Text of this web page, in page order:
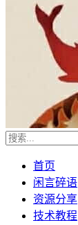
首页
闲言碎语
资源分享
技术教程